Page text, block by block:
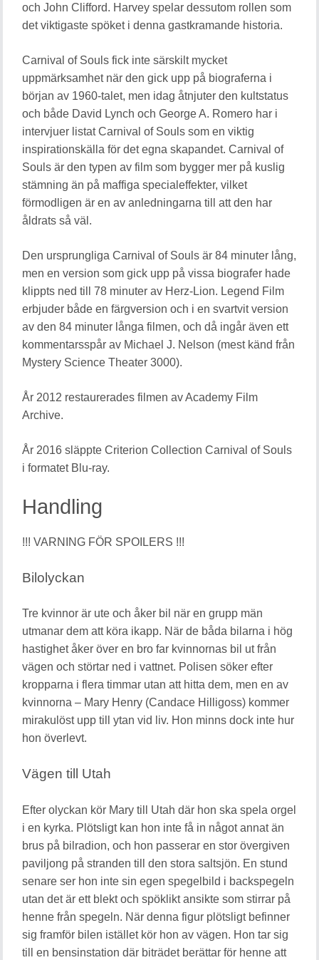
och John Clifford. Harvey spelar dessutom rollen som
det viktigaste spöket i denna gastkramande historia.
Carnival of Souls fick inte särskilt mycket
uppmärksamhet när den gick upp på biograferna i
början av 1960-talet, men idag åtnjuter den kultstatus
och både David Lynch och George A. Romero har i
intervjuer listat Carnival of Souls som en viktig
inspirationskälla för det egna skapandet. Carnival of
Souls är den typen av film som bygger mer på kuslig
stämning än på maffiga specialeffekter, vilket
förmodligen är en av anledningarna till att den har
åldrats så väl.
Den ursprungliga Carnival of Souls är 84 minuter lång,
men en version som gick upp på vissa biografer hade
klippts ned till 78 minuter av Herz-Lion. Legend Film
erbjuder både en färgversion och i en svartvit version
av den 84 minuter långa filmen, och då ingår även ett
kommentarsspår av Michael J. Nelson (mest känd från
Mystery Science Theater 3000).
År 2012 restaurerades filmen av Academy Film
Archive.
År 2016 släppte Criterion Collection Carnival of Souls
i formatet Blu-ray.
Handling
!!! VARNING FÖR SPOILERS !!!
Bilolyckan
Tre kvinnor är ute och åker bil när en grupp män
utmanar dem att köra ikapp. När de båda bilarna i hög
hastighet åker över en bro far kvinnornas bil ut från
vägen och störtar ned i vattnet. Polisen söker efter
kropparna i flera timmar utan att hitta dem, men en av
kvinnorna – Mary Henry (Candace Hilligoss) kommer
mirakulöst upp till ytan vid liv. Hon minns dock inte hur
hon överlevt.
Vägen till Utah
Efter olyckan kör Mary till Utah där hon ska spela orgel
i en kyrka. Plötsligt kan hon inte få in något annat än
brus på bilradion, och hon passerar en stor övergiven
paviljong på stranden till den stora saltsjön. En stund
senare ser hon inte sin egen spegelbild i backspegeln
utan det är ett blekt och spöklikt ansikte som stirrar på
henne från spegeln. När denna figur plötsligt befinner
sig framför bilen istället kör hon av vägen. Hon tar sig
till en bensinstation där biträdet berättar för henne att